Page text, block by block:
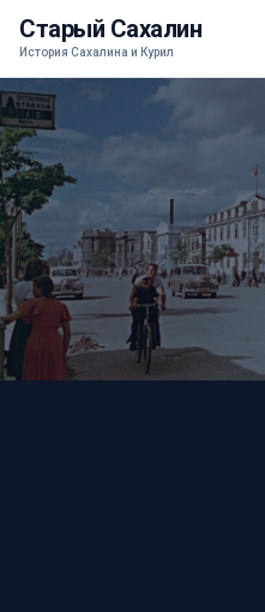
Старый Сахалин
История Сахалина и Курил